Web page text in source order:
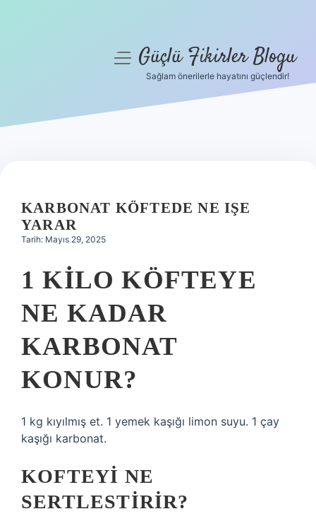
Hakkımızda
menüyüGüçlü Fikirler Blogu
Sağlam önerilerle hayatını güçlendir!
KARBONAT KÖFTEDE NE IŞE
YARAR
Tarih: Mayıs 29, 2025
1 KILO KÖFTEYE
NE KADAR
KARBONAT
KONUR?
1 kg kıyılmış et. 1 yemek kaşığı limon suyu. 1 çay
kaşığı karbonat.
KOFTEYI NE
SERTLESTIRIR?